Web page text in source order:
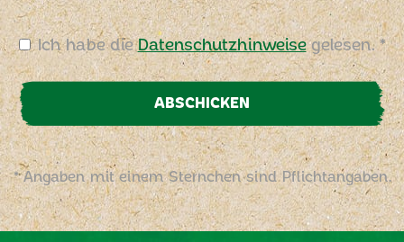
Ich habe dieDatenschutzhinweisegelesen. *
ABSCHICKEN
* Angaben mit einem Sternchen sind Pflichtangaben.